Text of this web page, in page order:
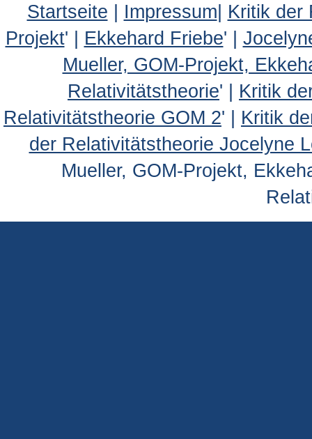
Startseite | Impressum| Kritik der
Projekt' | Ekkehard Friebe' |
Mueller, GOM-Projekt,
Relativitätstheorie' | Kritik
Relativitätstheorie GOM 2' | Kritik
der Relativitätstheorie Jocelyne
Mueller, GOM-Projekt,